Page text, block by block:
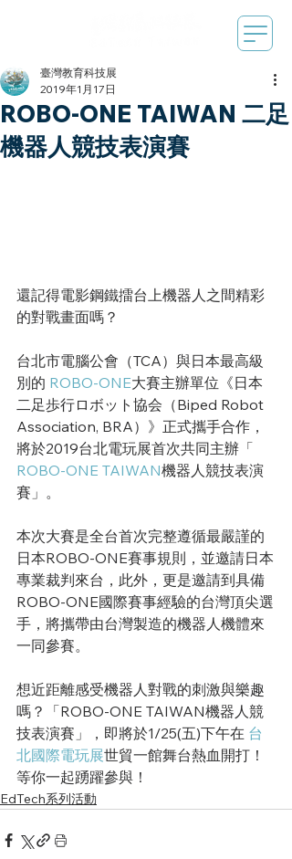
ROBO-ONE TAIWAN 二足
機器人競技表演賽
臺灣教育科技展
2019年1月17日
還記得電影鋼鐵擂台上機器人之間精彩
的對戰畫面嗎？
台北市電腦公會（TCA）與日本最高級
別的 ROBO-ONE大賽主辦單位《日本
二足歩行ロボット協会（Biped Robot
Association, BRA）》正式攜手合作，
將於2019台北電玩展首次共同主辦「
ROBO-ONE TAIWAN機器人競技表演
賽」。
本次大賽是全台首次完整遵循最嚴謹的
日本ROBO-ONE賽事規則，並邀請日本
專業裁判來台，此外，更是邀請到具備
ROBO-ONE國際賽事經驗的台灣頂尖選
手，將攜帶由台灣製造的機器人機體來
一同參賽。
想近距離感受機器人對戰的刺激與樂趣
嗎？「ROBO-ONE TAIWAN機器人競
技表演賽」，即將於1/25(五)下午在 台
北國際電玩展世貿一館舞台熱血開打！
等你一起踴躍參與！
EdTech系列活動